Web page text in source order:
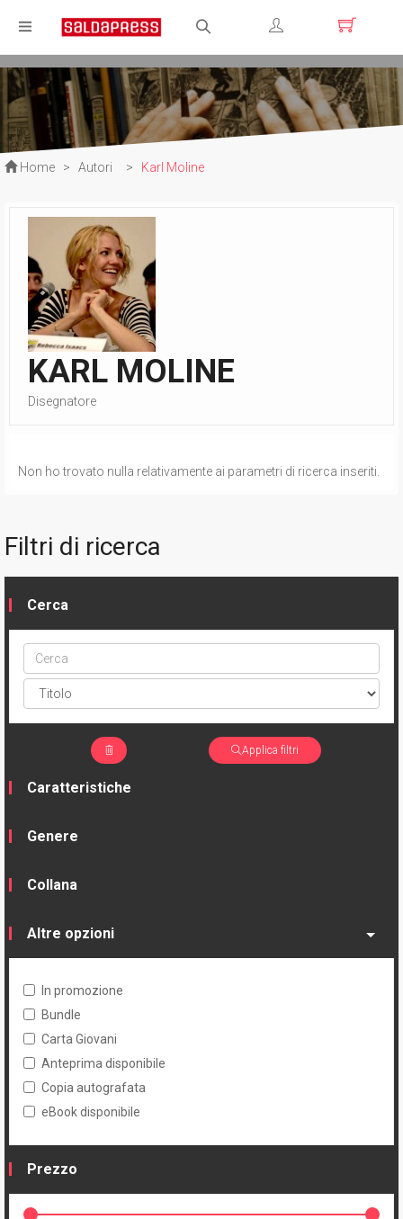
Registrati
Login
Home > Autori > Karl Moline
KARL MOLINE
Disegnatore
Non ho trovato nulla relativamente ai parametri di ricerca inseriti.
Filtri di ricerca
Cerca
Cerca
ptype
Applica filtri
Caratteristiche
Genere
Collana
Altre opzioni
In promozione
Bundle
Carta Giovani
Anteprima disponibile
Copia autografata
eBook disponibile
Prezzo